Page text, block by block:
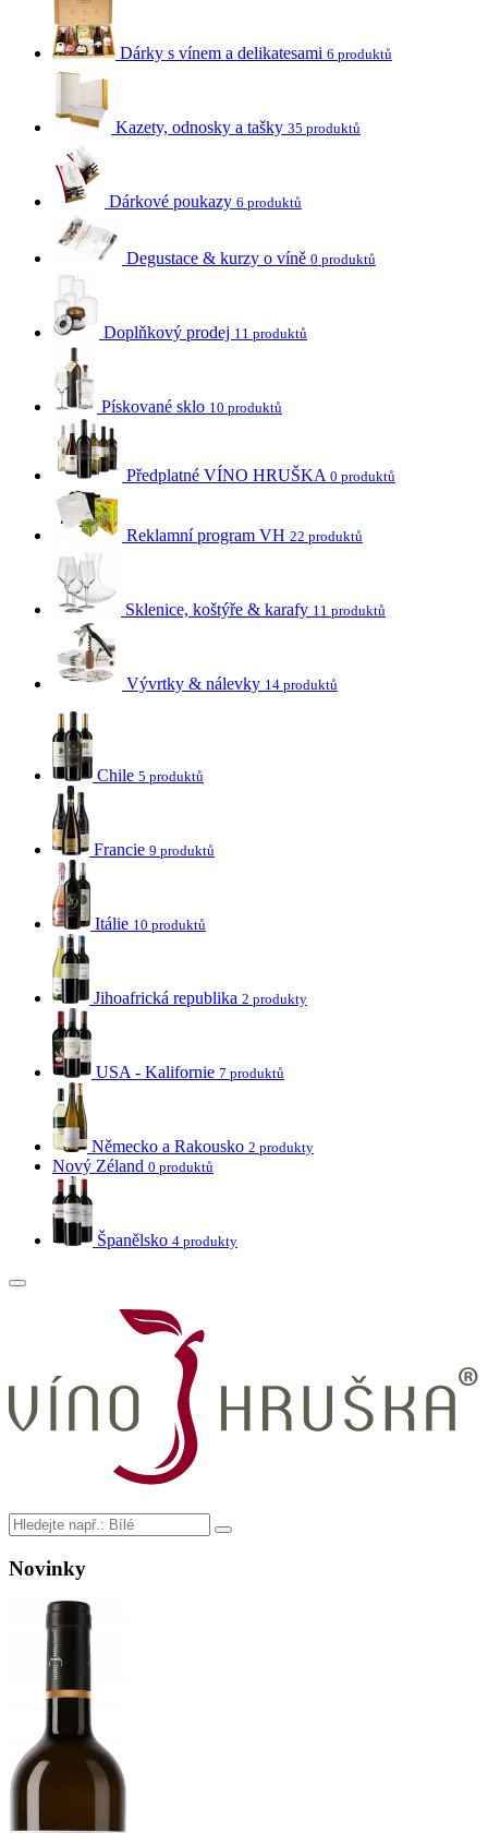
Dárky s vínem a delikatesami 6 produktů
Kazety, odnosky a tašky 35 produktů
Dárkové poukazy 6 produktů
Degustace & kurzy o víně 0 produktů
Doplňkový prodej 11 produktů
Pískované sklo 10 produktů
Předplatné VÍNO HRUŠKA 0 produktů
Reklamní program VH 22 produktů
Sklenice, koštýře & karafy 11 produktů
Vývrtky & nálevky 14 produktů
Chile 5 produktů
Francie 9 produktů
Itálie 10 produktů
Jihoafrická republika 2 produkty
USA - Kalifornie 7 produktů
Německo a Rakousko 2 produkty
Nový Zéland 0 produktů
Španělsko 4 produkty
Novinky